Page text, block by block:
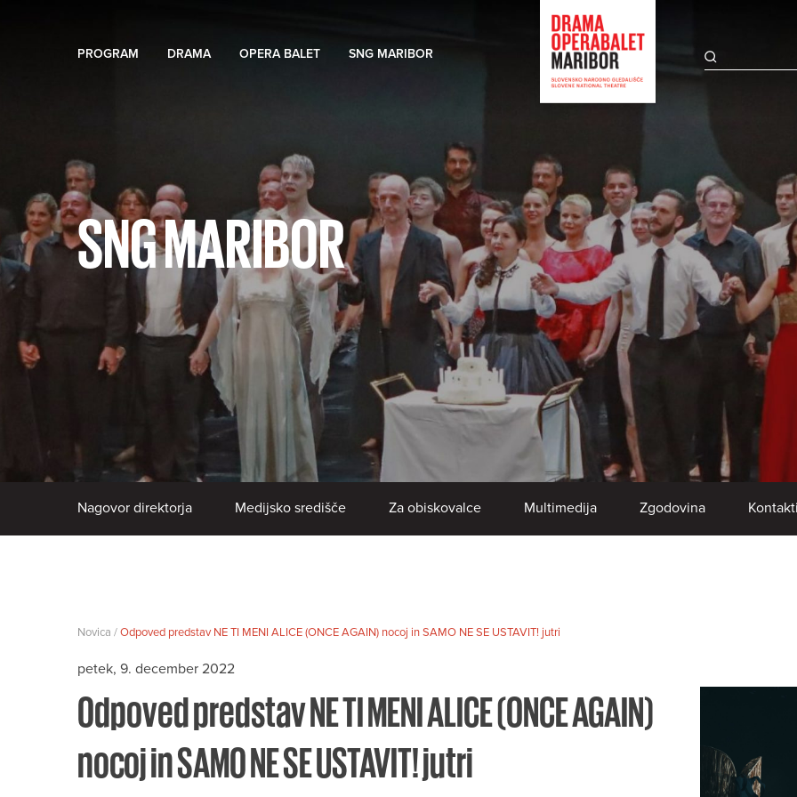
PROGRAM DRAMA OPERA BALET SNG MARIBOR
SNG MARIBOR
Nagovor direktorja Medijsko središče Za obiskovalce Multimedija Zgodovina
Novica /Odpoved predstav NE TI MENI ALICE (ONCE AGAIN) nocoj in SAMO NE SE USTAVIT! jutri
petek, 9. december 2022
Odpoved predstav NE TI MENI ALICE (ONCE AGAIN)
nocoj in SAMO NE SE USTAVIT! jutri